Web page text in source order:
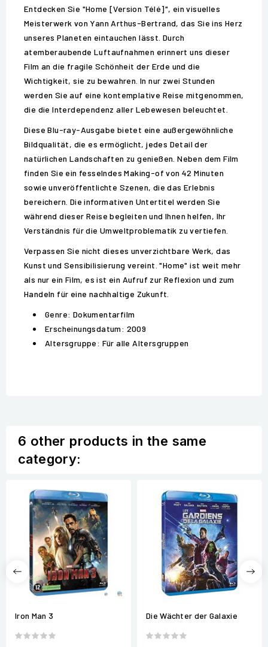
Entdecken Sie "Home [Version Télé]", ein visuelles
Meisterwerk von Yann Arthus-Bertrand, das Sie ins Herz
unseres Planeten eintauchen lässt. Durch
atemberaubende Luftaufnahmen erinnert uns dieser
Film an die fragile Schönheit der Erde und die
Wichtigkeit, sie zu bewahren. In nur zwei Stunden
werden Sie auf eine kontemplative Reise mitgenommen,
die die Interdependenz aller Lebewesen beleuchtet.
Diese Blu-ray-Ausgabe bietet eine außergewöhnliche
Bildqualität, die es ermöglicht, jedes Detail der
natürlichen Landschaften zu genießen. Neben dem Film
finden Sie ein fesselndes Making-of von 42 Minuten
sowie unveröffentlichte Szenen, die das Erlebnis
bereichern. Die informativen Untertitel werden Sie
während dieser Reise begleiten und Ihnen helfen, Ihr
Verständnis für die Umweltproblematik zu vertiefen.
Verpassen Sie nicht dieses unverzichtbare Werk, das
Kunst und Sensibilisierung vereint. "Home" ist weit mehr
als nur ein Film, es ist ein Aufruf zur Reflexion und zum
Handeln für eine nachhaltige Zukunft.
Genre: Dokumentarfilm
Erscheinungsdatum: 2009
Altersgruppe: Für alle Altersgruppen
6 other products in the same
category:
Iron Man 3 Die Wächter der Galaxie